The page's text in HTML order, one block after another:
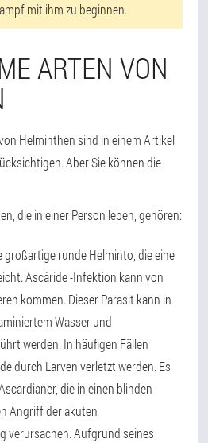
mit ihm zu beginnen.
ARTEN VON
Helminthen sind in einem Artikel
Aber Sie können die
die in einer Person leben, gehören:
großartige runde Helminto, die eine
Ascáride -Infektion kann von
kommen. Dieser Parasit kann in
Wasser und
werden. In häufigen Fällen
durch Larven verletzt werden. Es
die in einen blinden
Angriff der akuten
verursachen. Aufgrund seines